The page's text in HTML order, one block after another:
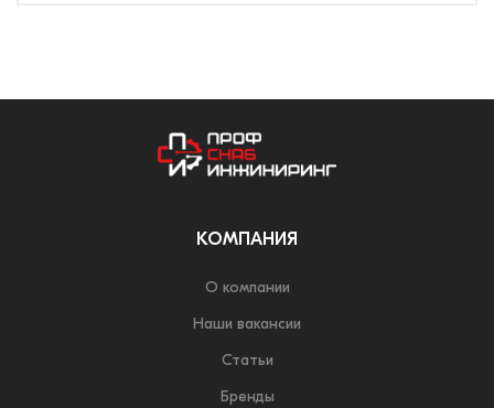
КОМПАНИЯ
О компании
Наши вакансии
Статьи
Бренды